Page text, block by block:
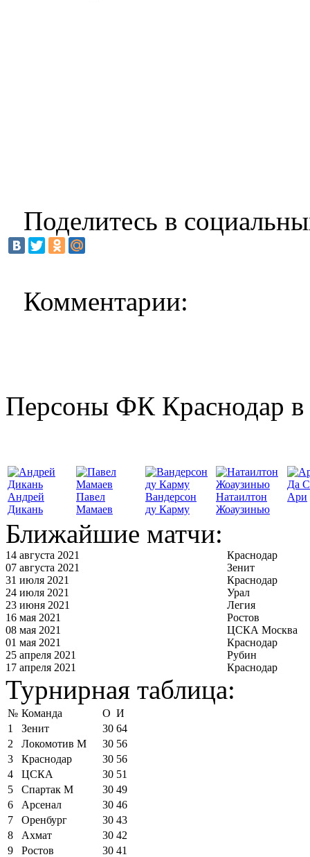
Поделитесь в
Комментарии:
Персоны ФК Краснодар в
Андрей
Дикань
Павел
Мамаев
Вандерсон
ду Карму
Натаилтон
Жоаузинью
Да
Ари
Ближайшие матчи:
14 августа 2021
Краснодар
07 августа 2021
Зенит
31 июля 2021
Краснодар
24 июля 2021
Урал
23 июня 2021
Легия
16 мая 2021
Ростов
08 мая 2021
ЦСКА Москва
01 мая 2021
Краснодар
25 апреля 2021
Рубин
17 апреля 2021
Краснодар
Турнирная таблица:
№ Команда О И
1
Зенит 30 64
2
Локомотив М 30 56
3
Краснодар 30 56
4
ЦСКА 30 51
5
Спартак М 30 49
6
Арсенал 30 46
7
Оренбург 30 43
8
Ахмат 30 42
9
Ростов 30 41